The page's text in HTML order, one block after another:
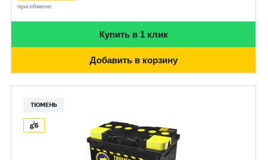
при обмене
Купить в 1 клик
Добавить в корзину
ТЮМЕНЬ